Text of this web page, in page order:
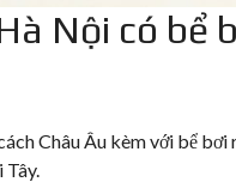
Nội có bể
Châu Âu kèm với bể